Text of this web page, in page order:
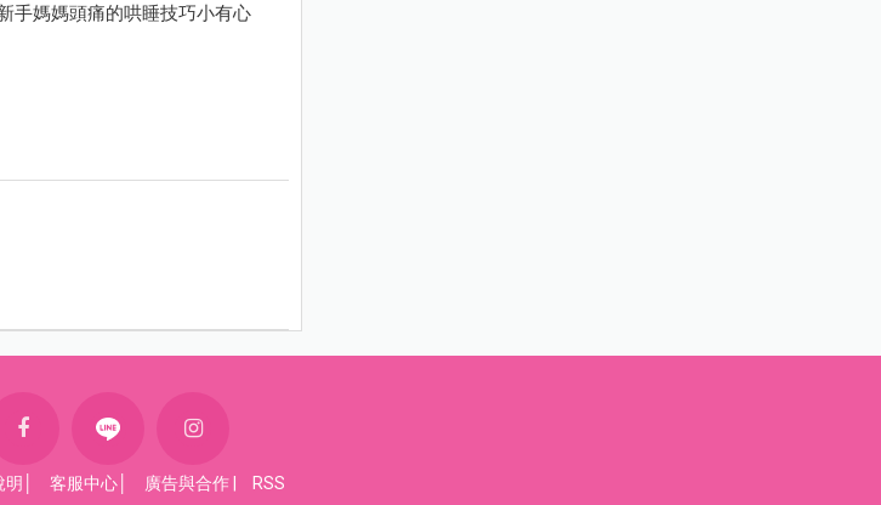
手媽媽頭痛的哄睡技巧小有心
明 客服中心 廣告與合作 RSS